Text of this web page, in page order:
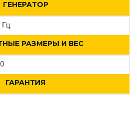
ГЕНЕРАТОР
Гц
РАЗМЕРЫ И ВЕС
ГАРАНТИЯ